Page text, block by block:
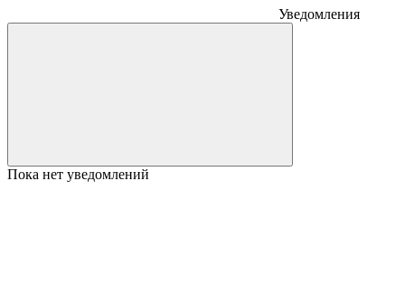
Уведомления
Пока нет уведомлений